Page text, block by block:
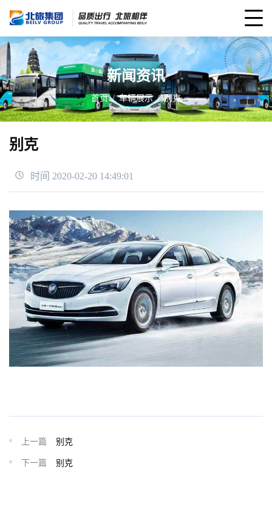
新闻资讯
首页 车辆展示 别克
别克
时间 2020-02-20 14:49:01
上一篇 别克
下一篇 别克